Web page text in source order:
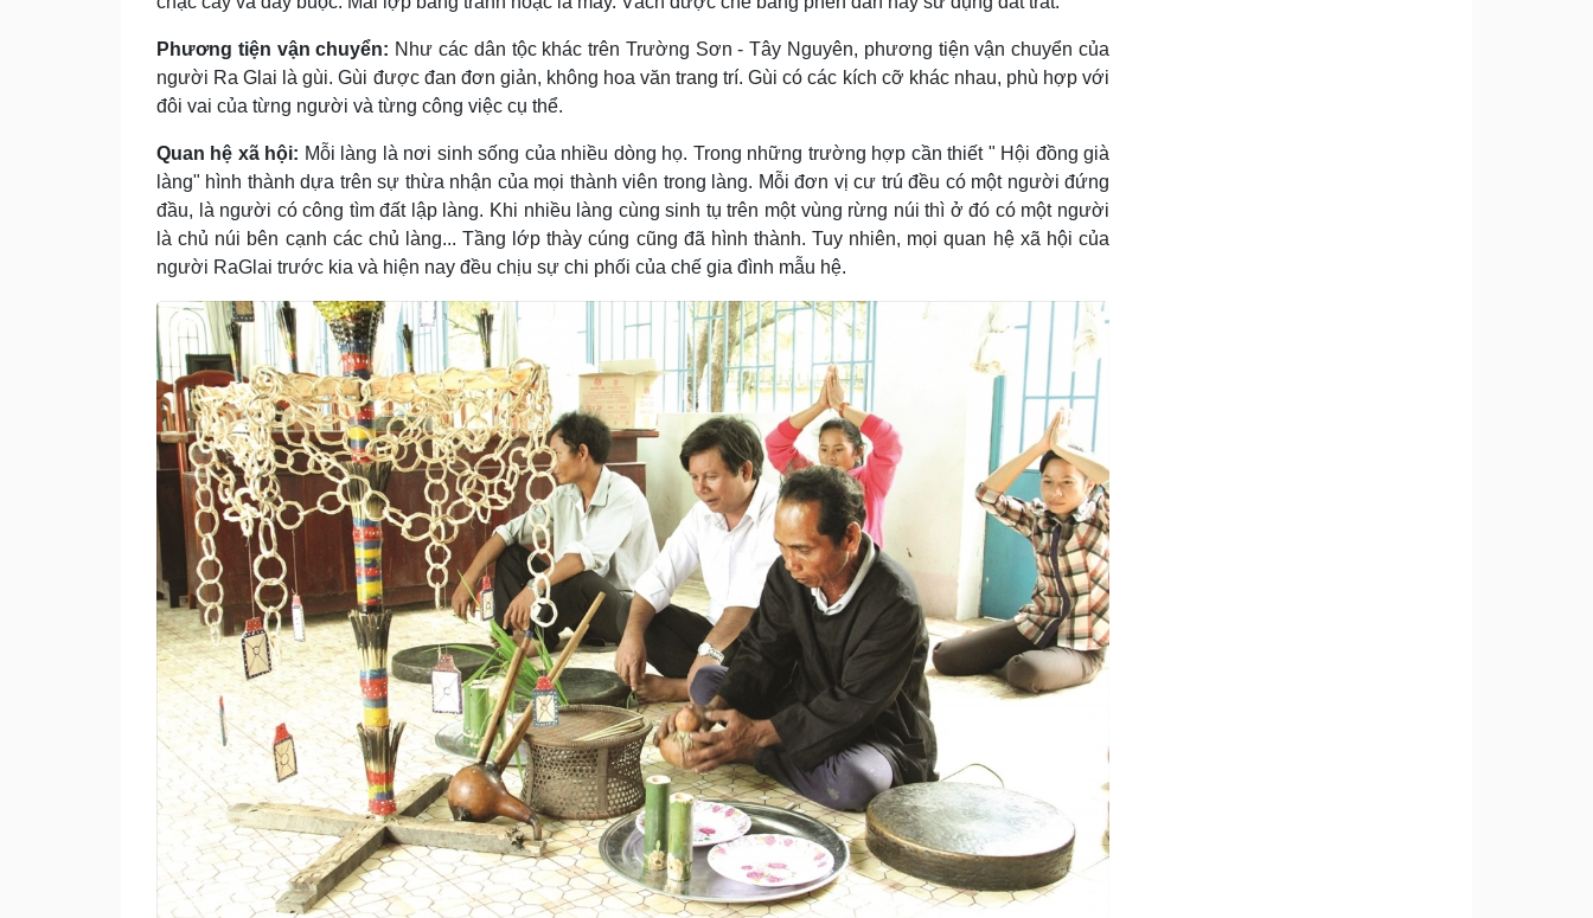
Phương tiện vận chuyển: Như các dân tộc khác trên Trường Sơn - Tây Nguyên, phương tiện vận chuyển của
người Ra Glai là gùi. Gùi được đan đơn giản, không hoa văn trang trí. Gùi có các kích cỡ khác nhau, phù hợp với
đôi vai của từng người và từng công việc cụ thể.
Quan hệ xã hội: Mỗi làng là nơi sinh sống của nhiều dòng họ. Trong những trường hợp cần thiết " Hội đồng già
làng" hình thành dựa trên sự thừa nhận của mọi thành viên trong làng. Mỗi đơn vị cư trú đều có một người đứng
đầu, là người có công tìm đất lập làng. Khi nhiều làng cùng sinh tụ trên một vùng rừng núi thì ở đó có một người
là chủ núi bên cạnh các chủ làng... Tầng lớp thày cúng cũng đã hình thành. Tuy nhiên, mọi quan hệ xã hội của
người RaGlai trước kia và hiện nay đều chịu sự chi phối của chế gia đình mẫu hệ.